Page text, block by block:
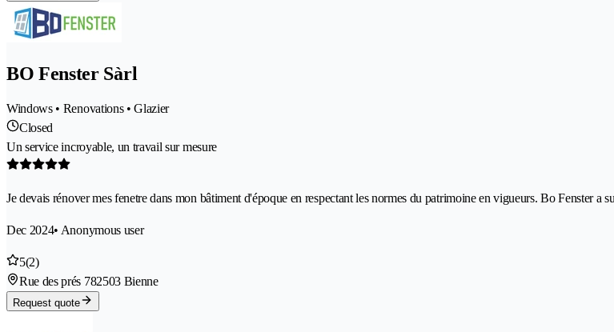
BO Fenster Sàrl
Windows • Renovations • Glazier
Closed
Un service incroyable, un travail sur mesure
Je devais rénover mes fenetre dans mon bâtiment d'époque en respectant les normes du patrimoine en vigueurs. Bo Fenster
Dec 2024• Anonymous user
5(2)
Rue des prés 782503 Bienne
Request quote